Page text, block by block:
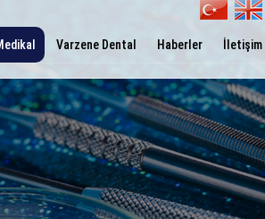
Varzene Dental Haberler İletişim